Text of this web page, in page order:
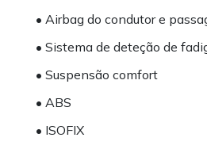
• Airbag do condutor e
• Sistema de deteção de
• Suspensão comfort
• ABS
• ISOFIX